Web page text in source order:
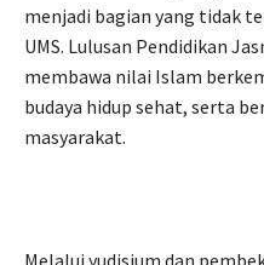
menjadi bagian yang tidak
UMS. Lulusan Pendidikan
membawa nilai Islam
budaya hidup sehat, serta
masyarakat.